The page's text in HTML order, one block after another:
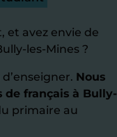
et avez envie de
les-Mines ?
Nous
de français à Bully-
primaire au